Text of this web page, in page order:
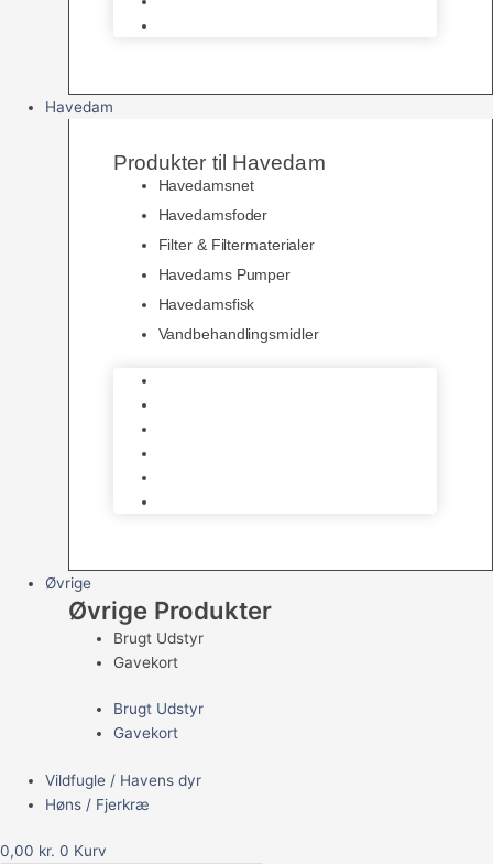
Havedam
Produkter til Havedam
Havedamsnet
Havedamsfoder
Filter & Filtermaterialer
Havedams Pumper
Havedamsfisk
Vandbehandlingsmidler
Øvrige
Øvrige Produkter
Brugt Udstyr
Gavekort
Brugt Udstyr
Gavekort
Vildfugle / Havens dyr
Høns / Fjerkræ
0,00 kr. 0 Kurv